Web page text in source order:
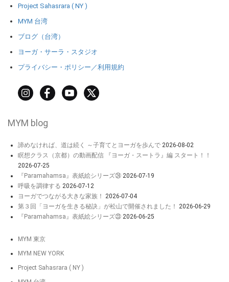
Project Sahasrara ( NY )
MYM 台湾
ブログ（台湾）
ヨーガ・サーラ・スタジオ
プライバシー・ポリシー／利用規約
MYM blog
諦めなければ、道は続く ～子育てとヨーガを歩んで 2026-08-02
瞑想クラス（京都）の動画配信 『ヨーガ・スートラ』編 スタート！！
2026-07-25
『Paramahamsa』表紙絵シリーズ㉔ 2026-07-19
呼吸を調律する 2026-07-12
ヨーガでつながる大きな家族！ 2026-07-04
第３回「ヨーガを生きる秘訣」が松山で開催されました！ 2026-06-29
『Paramahamsa』表紙絵シリーズ㉓ 2026-06-25
MYM 東京
MYM NEW YORK
Project Sahasrara ( NY )